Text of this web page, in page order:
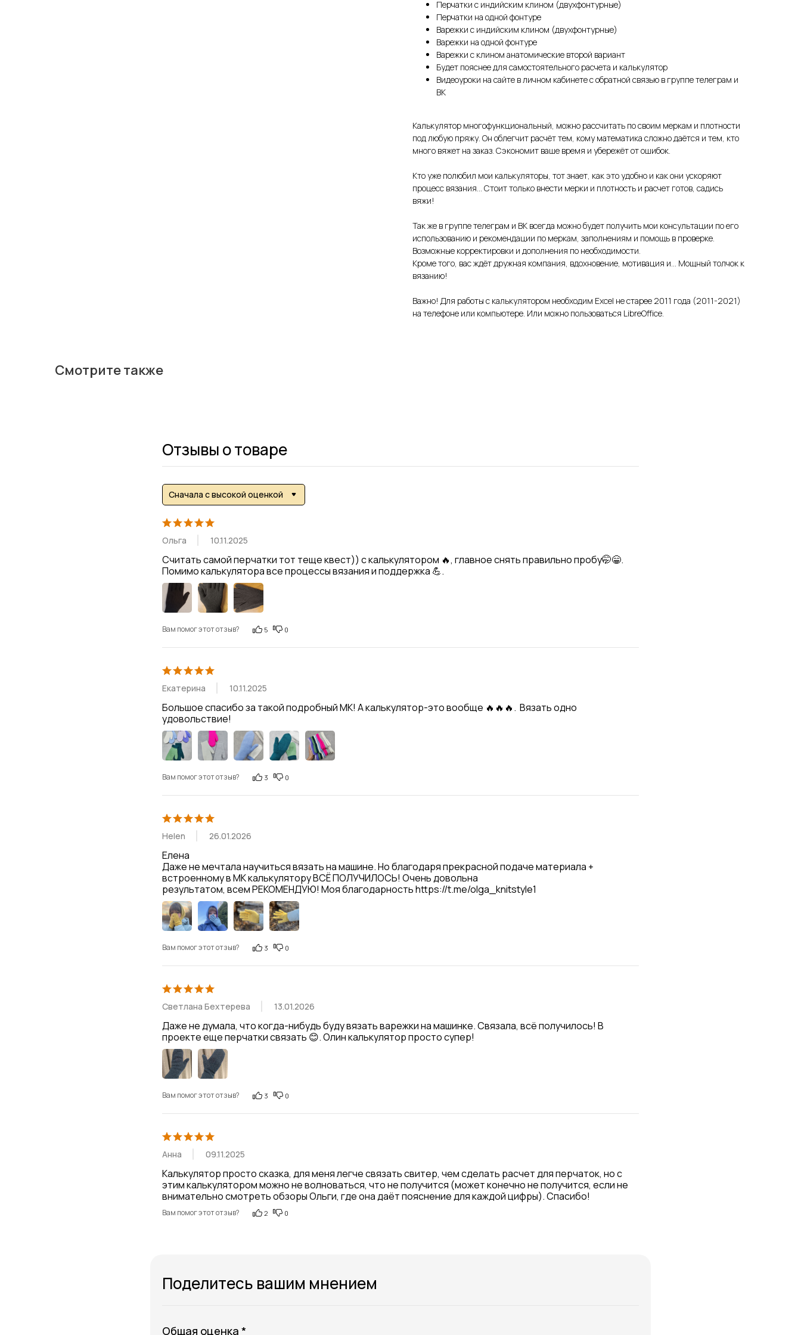
Перчатки с индийским клином (двухфонтурные)
Перчатки на одной фонтуре
Варежки с индийским клином (двухфонтурные)
Варежки на одной фонтуре
Варежки с клином анатомические второй вариант
Будет пояснее для самостоятельного расчета и калькулятор
Видеоуроки на сайте в личном кабинете с обратной связью в группе телеграм и
ВК
Калькулятор многофункциональный, можно рассчитать по своим меркам и плотности
под любую пряжу. Он облегчит расчёт тем, кому математика сложно даётся и тем, кто
много вяжет на заказ. Сэкономит ваше время и убережёт от ошибок.
Кто уже полюбил мои калькуляторы, тот знает, как это удобно и как они ускоряют
процесс вязания... Стоит только внести мерки и плотность и расчет готов, садись
вяжи!
Так же в группе телеграм и ВК всегда можно будет получить мои консультации по его
использованию и рекомендации по меркам, заполнениям и помощь в проверке.
Возможные корректировки и дополнения по необходимости.
Кроме того, вас ждёт дружная компания, вдохновение, мотивация и... Мощный толчок к
вязанию!
Важно! Для работы с калькулятором необходим Excel не старее 2011 года (2011-2021)
на телефоне или компьютере. Или можно пользоваться LibreOffice.
Смотрите также
Отзывы о товаре
Сначала с высокой оценкой
Ольга 10.11.2025
Считать самой перчатки тот теще квест)) с калькулятором 🔥, главное снять правильно пробу🤭😁.
Помимо калькулятора все процессы вязания и поддержка 💪.
Вам помог этот отзыв? 5 0
Екатерина 10.11.2025
Большое спасибо за такой подробный МК! А калькулятор-это вообще 🔥🔥🔥.  Вязать одно
удовольствие!
Вам помог этот отзыв? 3 0
Helen 26.01.2026
Елена
Даже не мечтала научиться вязать на машине. Но благодаря прекрасной подаче материала +
встроенному в МК калькулятору ВСЁ ПОЛУЧИЛОСЬ! Очень довольна
результатом, всем РЕКОМЕНДУЮ! Моя благодарность https://t.me/olga_knitstyle1
Вам помог этот отзыв? 3 0
Светлана Бехтерева 13.01.2026
Даже не думала, что когда-нибудь буду вязать варежки на машинке. Связала, всё получилось! В
проекте еще перчатки связать 😊. Олин калькулятор просто супер!
Вам помог этот отзыв? 3 0
Анна 09.11.2025
Калькулятор просто сказка, для меня легче связать свитер, чем сделать расчет для перчаток, но с
этим калькулятором можно не волноваться, что не получится (может конечно не получится, если не
внимательно смотреть обзоры Ольги, где она даёт пояснение для каждой цифры). Спасибо!
Вам помог этот отзыв? 2 0
Поделитесь вашим мнением
Общая оценка *